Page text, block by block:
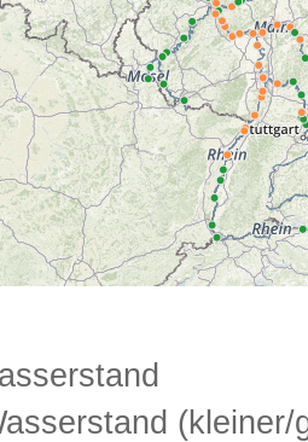
(kleiner/